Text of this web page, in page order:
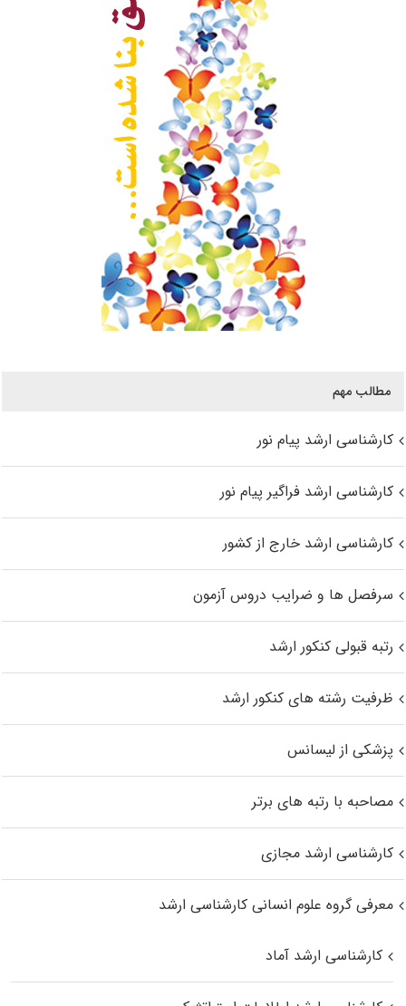
مطالب مهم
کارشناسی ارشد پیام نور
کارشناسی ارشد فراگیر پیام نور
کارشناسی ارشد خارج از کشور
سرفصل ها و ضرایب دروس آزمون
رتبه قبولی کنکور ارشد
ظرفیت رشته های کنکور ارشد
پزشکی از لیسانس
مصاحبه با رتبه های برتر
کارشناسی ارشد مجازی
معرفی گروه علوم انسانی کارشناسی ارشد
کارشناسی ارشد آماد